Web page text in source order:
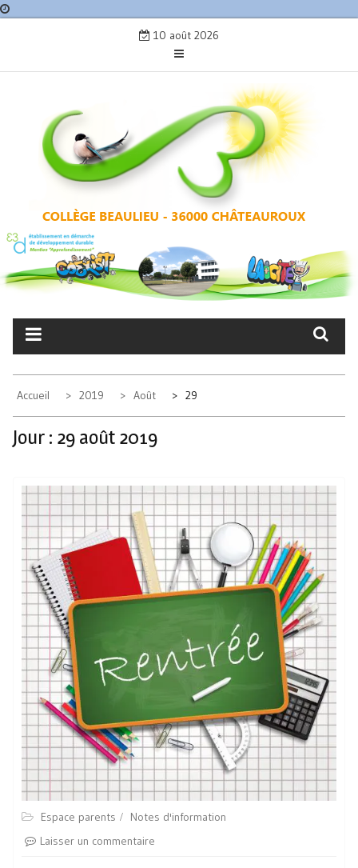
10 août 2026
COLLÈGE BEAULIEU –
CHÂTEAUROUX
Accueil 2019 Août 29
Jour : 29 août 2019
Espace parents
Notes d'information
Laisser un commentaire